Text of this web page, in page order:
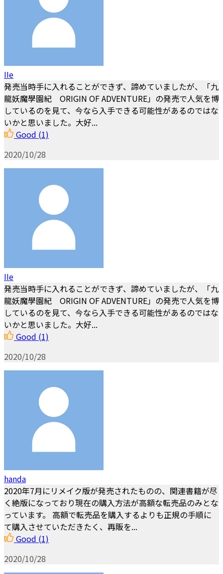
IIe
発売当時手に入れることができず、諦めていましたが、「九
龍妖魔學園紀 ORIGIN OF ADVENTURE」の発売で人気を博
しているのを見て、今なら入手できる可能性があるのではな
いかと思いました。大好...
Good (1)
2020/10/28
IIe
発売当時手に入れることができず、諦めていましたが、「九
龍妖魔學園紀 ORIGIN OF ADVENTURE」の発売で人気を博
しているのを見て、今なら入手できる可能性があるのではな
いかと思いました。大好...
Good (1)
2020/10/28
handa
2020年7月にリメイク版が発売されたものの、関連書籍が尽
く絶版になっており現在の購入方法が高額な転売品のみとな
っています。 高額で転売品を購入するよりも正規の手順に
て購入させていただきたく、再販を...
Good (1)
2020/10/28